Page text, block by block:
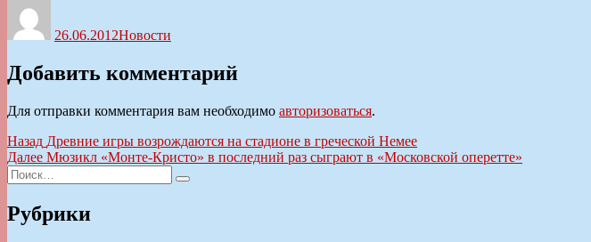
26.06.2012Новости
Добавить комментарий
Для отправки комментария вам необходимо авторизоваться.
Навигация
по
записям
Назад Предыдущая
запись:
Древние игры возрождаются на стадионе в греческой Немее
Далее Следующая
Мюзикл «Монте-Кристо» в последний раз сыграют в «Московской оперетте»
Искать:
Поиск
Рубрики